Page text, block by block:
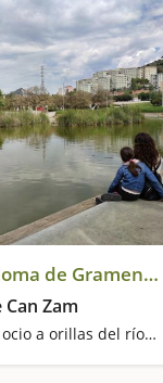
Santa Coloma de Gramenet
Zam
Diversión y ocio a orillas del río Besòs